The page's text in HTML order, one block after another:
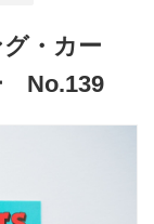
・カー
No.139